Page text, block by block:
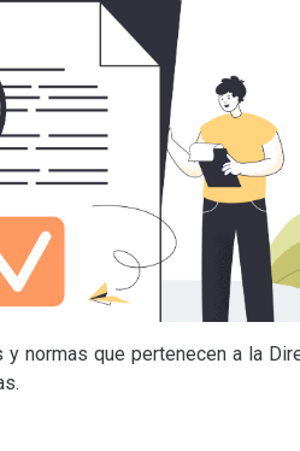
normas que pertenecen a la